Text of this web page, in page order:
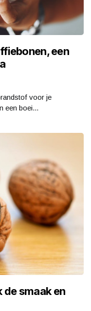
een
voor je
een boei...
de smaak en